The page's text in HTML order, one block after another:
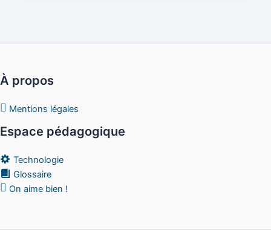
À propos
Mentions légales
Espace pédagogique
Technologie
Glossaire
On aime bien !